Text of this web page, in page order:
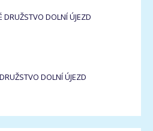
DOLNÍ ÚJEZD